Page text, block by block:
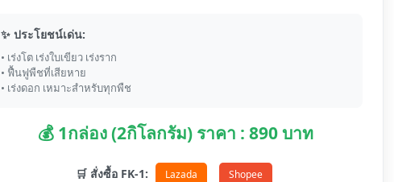
✨ ประโยชน์เด่น:
• เร่งโต เร่งใบเขียว เร่งราก
• ฟื้นฟูพืชที่เสียหาย
• เร่งดอก เหมาะสำหรับทุกพืช
💰 1กล่อง (2กิโลกรัม) ราคา : 890 บาท
🛒 สั่งซื้อ FK-1: Lazada Shopee